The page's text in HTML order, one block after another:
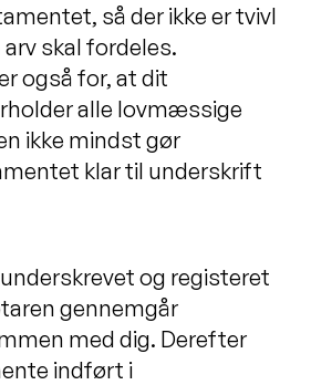
så der ikke er tvivl
skal fordeles.
også for, at dit
alle lovmæssige
ikke mindst gør
klar til underskrift
og registeret
gennemgår
med dig. Derefter
indført i